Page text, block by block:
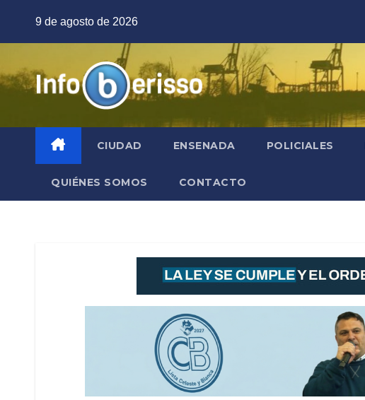
9 de agosto de 2026
CIUDAD ENSENADA POLICIALES
QUIÉNES SOMOS CONTACTO